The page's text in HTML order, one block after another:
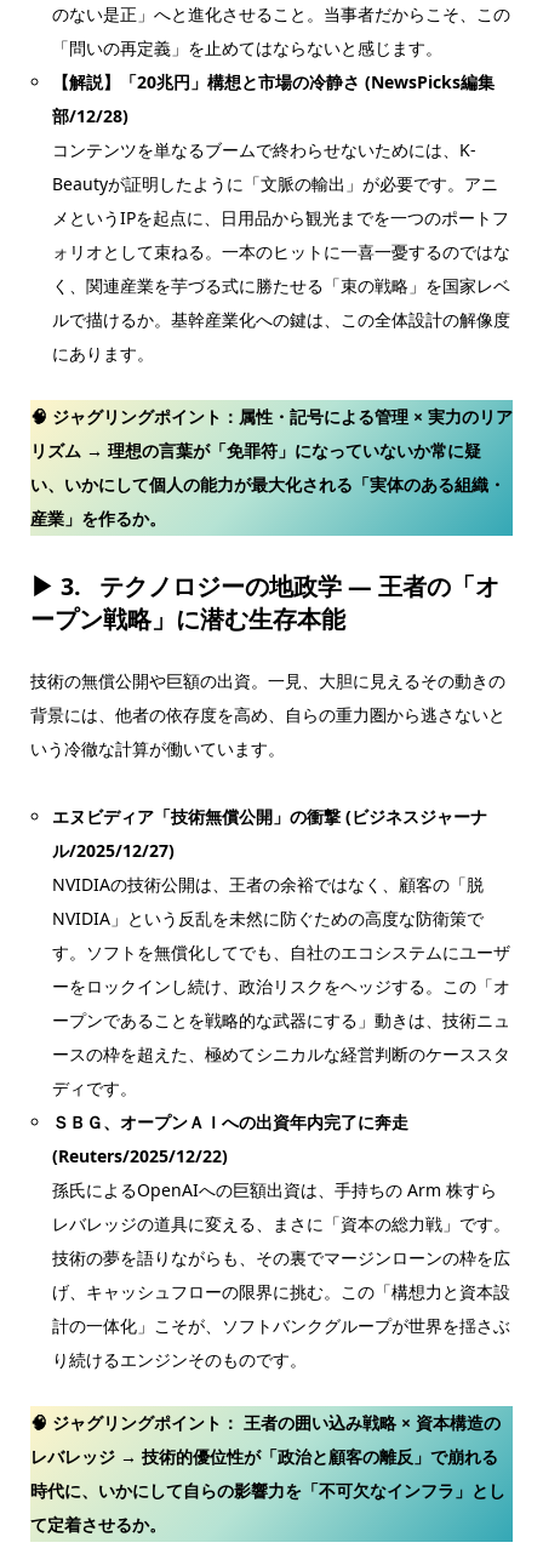
のない是正」へと進化させること。当事者だからこそ、この
「問いの再定義」を止めてはならないと感じます。
【解説】「20兆円」構想と市場の冷静さ (NewsPicks編集
部/12/28)
コンテンツを単なるブームで終わらせないためには、K-
Beautyが証明したように「文脈の輸出」が必要です。アニ
メというIPを起点に、日用品から観光までを一つのポートフ
ォリオとして束ねる。一本のヒットに一喜一憂するのではな
く、関連産業を芋づる式に勝たせる「束の戦略」を国家レベ
ルで描けるか。基幹産業化への鍵は、この全体設計の解像度
にあります。
🧠 ジャグリングポイント： 属性・記号による管理 × 実力のリア
リズム → 理想の言葉が「免罪符」になっていないか常に疑
い、いかにして個人の能力が最大化される「実体のある組織・
産業」を作るか。
▶ 3.
テクノロジーの地政学 — 王者の「オ
ープン戦略」に潜む生存本能
技術の無償公開や巨額の出資。一見、大胆に見えるその動きの
背景には、他者の依存度を高め、自らの重力圏から逃さないと
いう冷徹な計算が働いています。
エヌビディア「技術無償公開」の衝撃 (ビジネスジャーナ
ル/2025/12/27)
NVIDIAの技術公開は、王者の余裕ではなく、顧客の「脱
NVIDIA」という反乱を未然に防ぐための高度な防衛策で
す。ソフトを無償化してでも、自社のエコシステムにユーザ
ーをロックインし続け、政治リスクをヘッジする。この「オ
ープンであることを戦略的な武器にする」動きは、技術ニュ
ースの枠を超えた、極めてシニカルな経営判断のケーススタ
ディです。
ＳＢＧ、オープンＡＩへの出資年内完了に奔走
(Reuters/2025/12/22)
孫氏によるOpenAIへの巨額出資は、手持ちの Arm 株すら
レバレッジの道具に変える、まさに「資本の総力戦」です。
技術の夢を語りながらも、その裏でマージンローンの枠を広
げ、キャッシュフローの限界に挑む。この「構想力と資本設
計の一体化」こそが、ソフトバンクグループが世界を揺さぶ
り続けるエンジンそのものです。
🧠 ジャグリングポイント： 王者の囲い込み戦略 × 資本構造の
レバレッジ → 技術的優位性が「政治と顧客の離反」で崩れる
時代に、いかにして自らの影響力を「不可欠なインフラ」とし
て定着させるか。